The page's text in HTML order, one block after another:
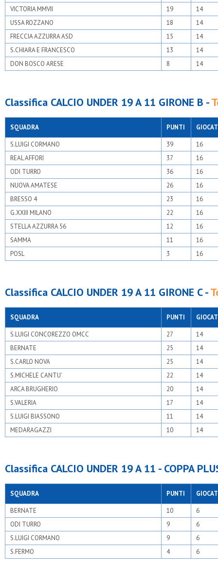
VICTORIA MMVII
19
14
USSA ROZZANO
18
14
FRECCIA AZZURRA ASD
15
14
S.CHIARA E FRANCESCO
13
14
DON BOSCO ARESE
8 14
Classifica CALCIO UNDER 19 A 11 GIRONE B -
SQUADRA PUNTI
S.LUIGI CORMANO 39
16
REAL AFFORI
37
16
ODI TURRO
36
16
NUOVA AMATESE
26
16
BRESSO 4
23
16
G.XXIII MILANO
22
16
STELLA AZZURRA 56
12
16
SAMMA
11
16
POSL
3 16
Classifica CALCIO UNDER 19 A 11 GIRONE C -
SQUADRA PUNTI
S.LUIGI CONCOREZZO OMCC 27
14
BERNATE
25
14
S.CARLO NOVA
25
14
S.MICHELE CANTU'
22
14
ARCA BRUGHERIO
20
14
S.VALERIA
17
14
S.LUIGI BIASSONO
11
14
MEDARAGAZZI
10 14
Classifica CALCIO UNDER 19 A 11 - COPPA
SQUADRA PUNTI
BERNATE 10
6
ODI TURRO
9
6
S.LUIGI CORMANO
9
6
S.FERMO
4 6